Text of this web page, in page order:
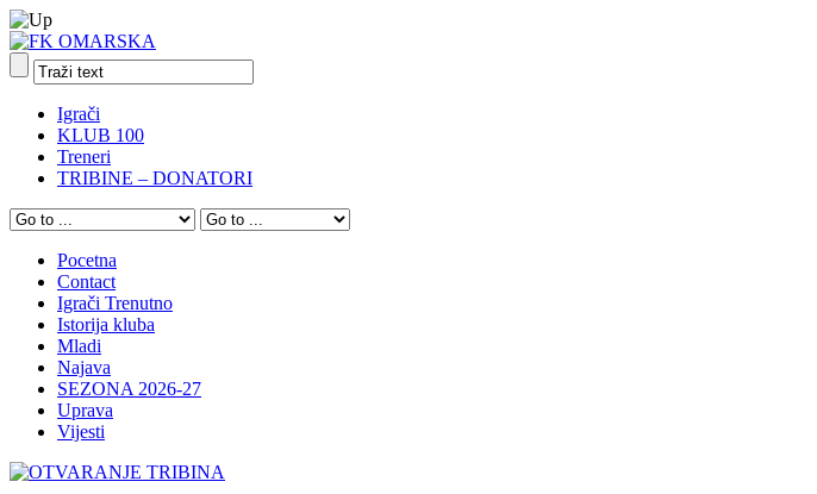
Igrači
KLUB 100
Treneri
TRIBINE – DONATORI
Pocetna
Contact
Igrači Trenutno
Istorija kluba
Mladi
Najava
SEZONA 2026-27
Uprava
Vijesti